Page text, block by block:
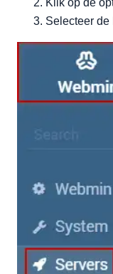
Klik op de
Selecteer